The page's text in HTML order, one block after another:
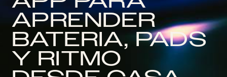
APRENDER
BATERIA, PADS
Y RITMO